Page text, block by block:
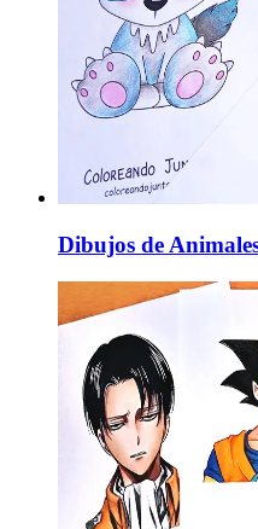
Dibujos de